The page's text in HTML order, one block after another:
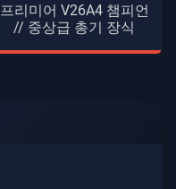
프리미어 V26A4 챔피언
// 중상급 총기 장식